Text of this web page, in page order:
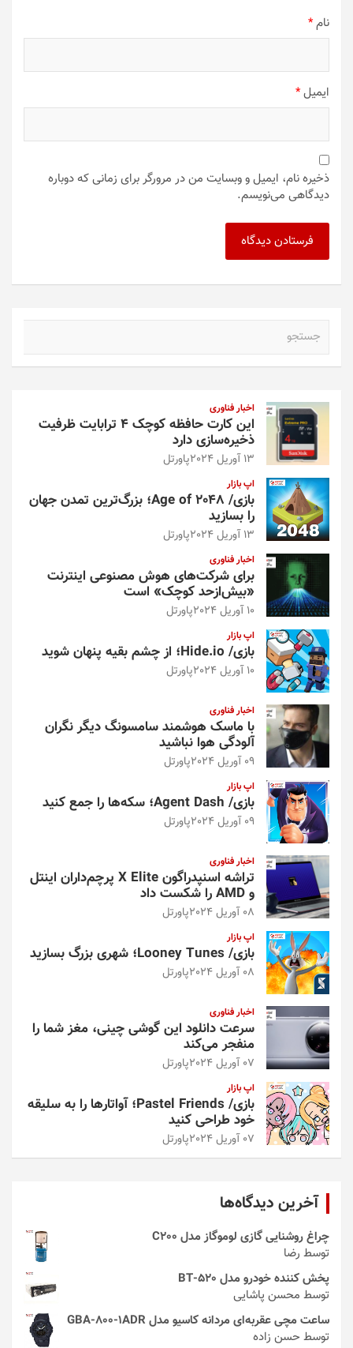
نام*
ایمیل*
ذخیره نام، ایمیل و وبسایت من در مرورگر برای زمانی که دوباره
دیدگاهی می‌نویسم.
اخبار فناوری
این کارت حافظه کوچک ۴ ترابایت ظرفیت
ذخیره‌سازی دارد
13 آوریل 2024 پاورتل
اپ بازار
بازی/ Age of 2048؛ بزرگ‌ترین تمدن جهان
را بسازید
13 آوریل 2024 پاورتل
اخبار فناوری
برای شرکت‌های هوش مصنوعی اینترنت
«بیش‌از‌حد کوچک» است
10 آوریل 2024 پاورتل
اپ بازار
بازی/ Hide.io؛ از چشم بقیه پنهان شوید
10 آوریل 2024 پاورتل
اخبار فناوری
با ماسک هوشمند سامسونگ دیگر نگران
آلودگی هوا نباشید
09 آوریل 2024 پاورتل
اپ بازار
بازی/ Agent Dash؛ سکه‌ها را جمع کنید
09 آوریل 2024 پاورتل
اخبار فناوری
تراشه اسنپدراگون X Elite پرچم‌داران اینتل
و AMD را شکست داد
08 آوریل 2024 پاورتل
اپ بازار
بازی/ Looney Tunes؛ شهری بزرگ بسازید
08 آوریل 2024 پاورتل
اخبار فناوری
سرعت دانلود این گوشی چینی، مغز شما را
منفجر می‌کند
07 آوریل 2024 پاورتل
اپ بازار
بازی/ Pastel Friends؛ آواتارها را به سلیقه
خود طراحی کنید
07 آوریل 2024 پاورتل
آخرین دیدگاه‌ها
چراغ روشنایی گازی لوموگاز مدل C200
توسط رضا
پخش کننده خودرو مدل 520-BT
توسط محسن پاشایی
ساعت مچی عقربه‌ای مردانه کاسیو مدل GBA-800-1ADR
توسط حسن زاده